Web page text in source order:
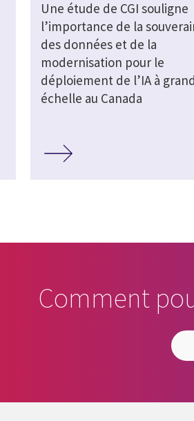
Une étude de CGI souligne
l’importance de la
des données et de la
modernisation pour le
déploiement de l’IA à
échelle au Canada
Comment